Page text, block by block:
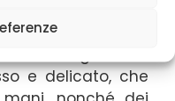
un luogo ad un
e delicato, che